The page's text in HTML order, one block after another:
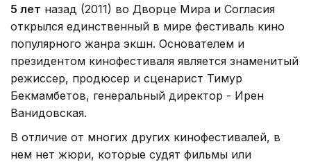
5 лет назад (2011) во Дворце Мира и Согласия
открылся единственный в мире фестиваль кино
популярного жанра экшн. Основателем и
президентом кинофестиваля является знаменитый
режиссер, продюсер и сценарист Тимур
Бекмамбетов, генеральный директор - Ирен
Ванидовская.
В отличие от многих других кинофестивалей, в
нем нет жюри, которые судят фильмы или